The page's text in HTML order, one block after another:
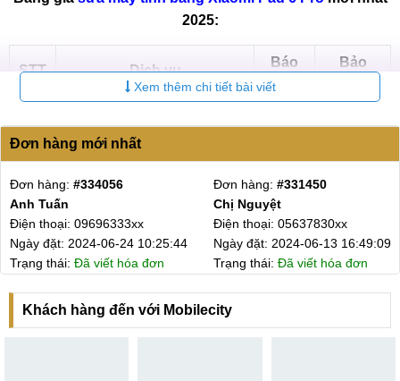
2025:
STT Dịch vụ
Báo
Bảo
1
6 Pro
hệ
tháng
Liên
hệ
6-12
tháng
3 Thay Pin Xiaomi Pad 6 Pro
Liên
hệ
6-12
4 Thay vỏ Xiaomi Pad 6 Pro
Liên
6-12
5
Sửa nguồn Xiaomi Pad 6
Xem thêm chi tiết bài viết
Đơn hàng mới nhất
Đơn hàng: #334056
Anh Tuấn
Điện thoại: 09696333xx
Ngày đặt: 2024-06-24 10:25:44
Trạng thái: Đã viết hóa đơn
Đơn hàng: #331450
Chị Nguyệt
Điện thoại: 05637830xx
Ngày đặt: 2024-06-13 16:49:09
Trạng thái: Đã viết hóa đơn
Khách hàng đến với Mobilecity